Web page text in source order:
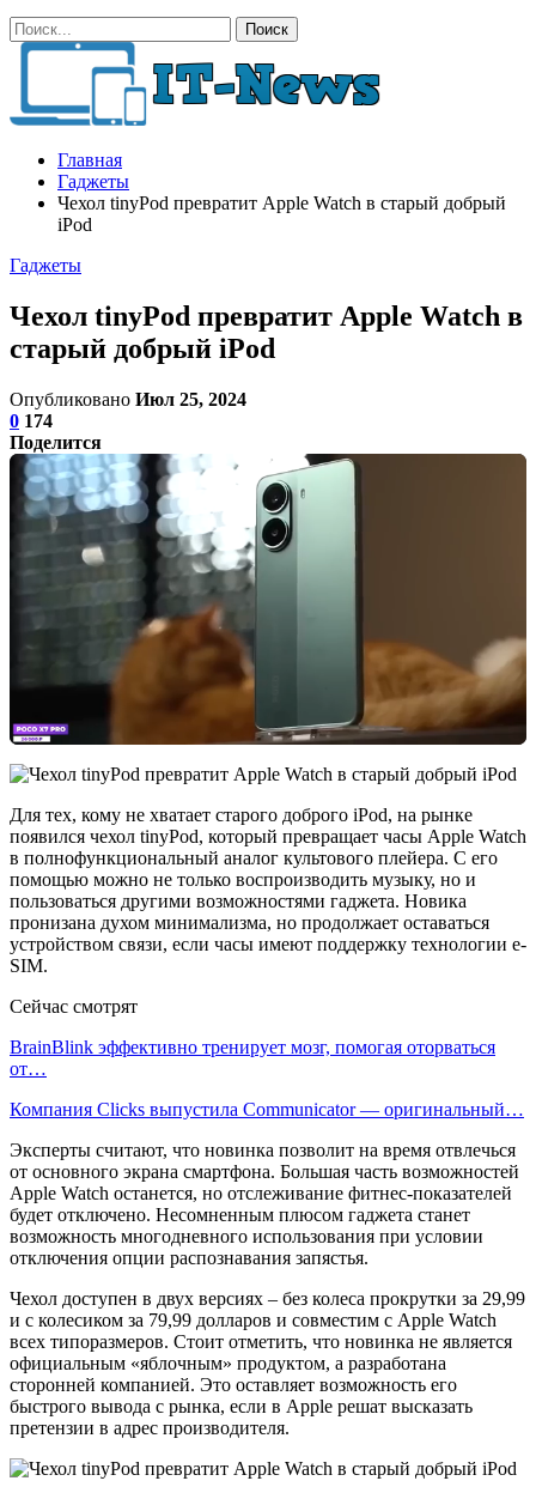
Главная
Гаджеты
Чехол tinyPod превратит Apple Watch в старый добрый
iPod
Гаджеты
Чехол tinyPod превратит Apple Watch в
старый добрый iPod
Опубликовано Июл 25, 2024
0 174
Поделится
Для тех, кому не хватает старого доброго iPod, на рынке
появился чехол tinyPod, который превращает часы Apple Watch
в полнофункциональный аналог культового плейера. С его
помощью можно не только воспроизводить музыку, но и
пользоваться другими возможностями гаджета. Новика
пронизана духом минимализма, но продолжает оставаться
устройством связи, если часы имеют поддержку технологии e-
SIM.
Сейчас смотрят
BrainBlink эффективно тренирует мозг, помогая оторваться
от…
Компания Clicks выпустила Communicator — оригинальный…
Эксперты считают, что новинка позволит на время отвлечься
от основного экрана смартфона. Большая часть возможностей
Apple Watch останется, но отслеживание фитнес-показателей
будет отключено. Несомненным плюсом гаджета станет
возможность многодневного использования при условии
отключения опции распознавания запястья.
Чехол доступен в двух версиях – без колеса прокрутки за 29,99
и с колесиком за 79,99 долларов и совместим с Apple Watch
всех типоразмеров. Стоит отметить, что новинка не является
официальным «яблочным» продуктом, а разработана
сторонней компанией. Это оставляет возможность его
быстрого вывода с рынка, если в Apple решат высказать
претензии в адрес производителя.